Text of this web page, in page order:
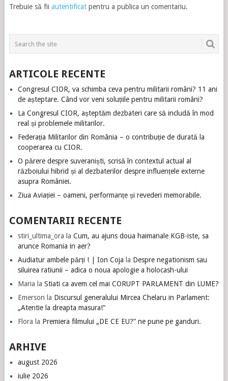
Trebuie să fii autentificatpentru a publica un comentariu.
ARTICOLE RECENTE
Congresul CIOR, va schimba ceva pentru militarii români? 11 ani
de așteptare. Când vor veni soluțiile pentru militarii români?
La Congresul CIOR, așteptăm dezbateri care să includă în mod
real și problemele militarilor.
Federația Militarilor din România – o contribuție de durată la
cooperarea cu CIOR.
O părere despre suveraniști, scrisă în contextul actual al
războiului hibrid și al dezbaterilor despre influențele externe
asupra României.
Ziua Aviației – oameni, performanțe și revederi memorabile.
COMENTARII RECENTE
stiri_ultima_ora la Cum, au ajuns doua haimanale KGB-iste, sa
arunce Romania in aer?
Audiatur ambele părți ! | Ion Coja la Despre negationism sau
siluirea ratiunii – adica o noua apologie a holocash-ului
Maria la Stiati ca avem cel mai CORUPT PARLAMENT din LUME?
Emerson la Discursul generalului Mircea Chelaru in Parlament:
„Atentie la dreapta masura!”
Flora la Premiera filmului „DE CE EU?” ne pune pe ganduri.
ARHIVE
august 2026
iulie 2026